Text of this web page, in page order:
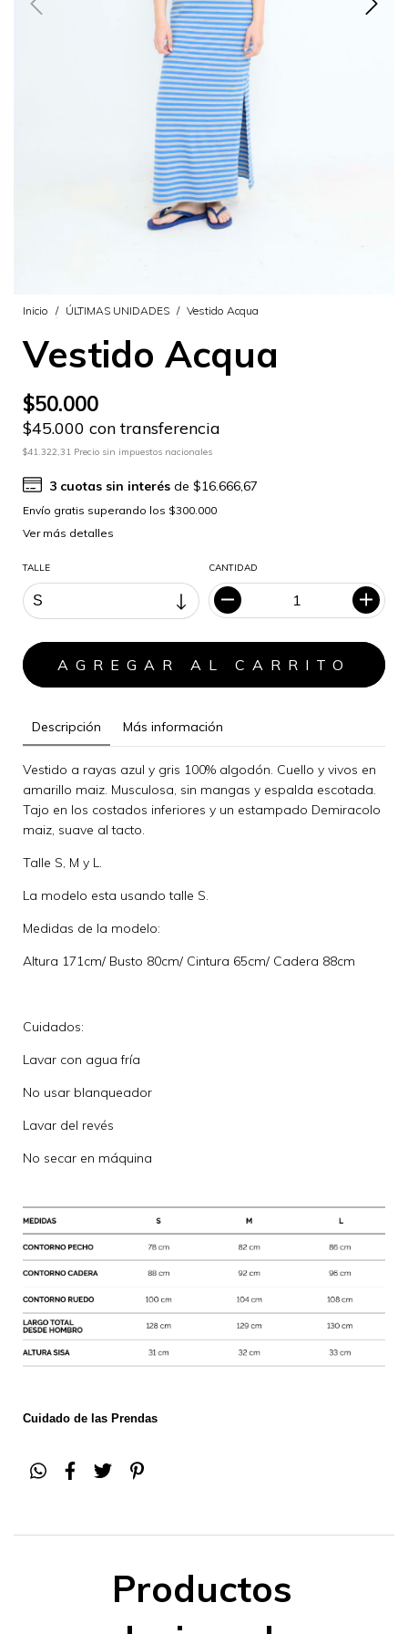
Inicio / ÚLTIMAS UNIDADES / Vestido Acqua
Vestido Acqua
$50.000
$45.000 con transferencia
$41.322,31 Precio sin impuestos nacionales
3cuotas sin interésde $16.666,67
Ver más detalles
TALLE CANTIDAD
Descripción Más información
Vestido a rayas azul y gris 100% algodón. Cuello y vivos en
amarillo maiz. Musculosa, sin mangas y espalda escotada.
Tajo en los costados inferiores y un estampado Demiracolo
maiz, suave al tacto.
Talle S, M y L.
La modelo esta usando talle S.
Medidas de la modelo:
Altura 171cm/ Busto 80cm/ Cintura 65cm/ Cadera 88cm
Cuidados:
Lavar con agua fría
No usar blanqueador
Lavar del revés
No secar en máquina
Cuidado de las Prendas
Productos